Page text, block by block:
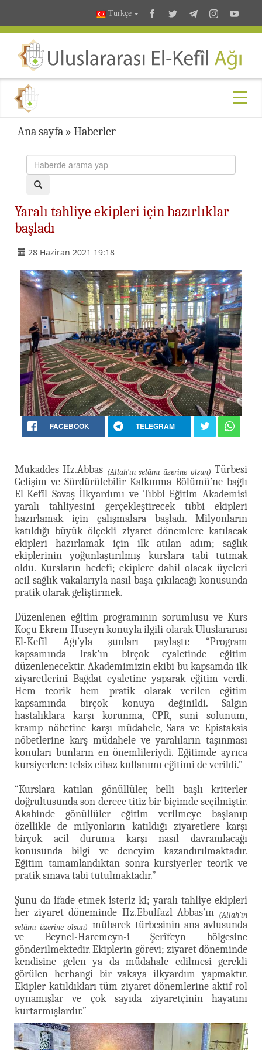
Türkçe
Ana sayfa » Haberler
Yaralı tahliye ekipleri için hazırlıklar
başladı
28 Haziran 2021 19:18
FACEBOOK TELEGRAM
Mukaddes Hz.Abbas (Allah’ın selâmı üzerine olsun) Türbesi
Gelişim ve Sürdürülebilir Kalkınma Bölümü’ne bağlı
El-Kefîl Savaş İlkyardımı ve Tıbbi Eğitim Akademisi
yaralı tahliyesini gerçekleştirecek tıbbi ekipleri
hazırlamak için çalışmalara başladı. Milyonların
katıldığı büyük ölçekli ziyaret dönemlere katılacak
ekipleri hazırlamak için ilk atılan adım; sağlık
ekiplerinin yoğunlaştırılmış kurslara tabi tutmak
oldu. Kursların hedefi; ekiplere dahil olacak üyeleri
acil sağlık vakalarıyla nasıl başa çıkılacağı konusunda
pratik olarak geliştirmek.
Düzenlenen eğitim programının sorumlusu ve Kurs
Koçu Ekrem Huseyn konuyla ilgili olarak Uluslararası
El-Kefîl Ağı’yla şunları paylaştı: “Program
kapsamında Irak’ın birçok eyaletinde eğitim
düzenlenecektir. Akademimizin ekibi bu kapsamda ilk
ziyaretlerini Bağdat eyaletine yaparak eğitim verdi.
Hem teorik hem pratik olarak verilen eğitim
kapsamında birçok konuya değinildi. Salgın
hastalıklara karşı korunma, CPR, suni solunum,
kramp nöbetine karşı müdahele, Sara ve Epistaksis
nöbetlerine karş müdahele ve yaralıların taşınması
konuları bunların en önemlileriydi. Eğitimde ayrıca
kursiyerlere telsiz cihaz kullanımı eğitimi de verildi.”
“Kurslara katılan gönüllüler, belli başlı kriterler
doğrultusunda son derece titiz bir biçimde seçilmiştir.
Akabinde gönüllüler eğitim verilmeye başlanıp
özellikle de milyonların katıldığı ziyaretlere karşı
birçok acil duruma karşı nasıl davranılacağı
konusunda bilgi ve deneyim kazandırılmaktadır.
Eğitim tamamlandıktan sonra kursiyerler teorik ve
pratik sınava tabi tutulmaktadır.”
Şunu da ifade etmek isteriz ki; yaralı tahliye ekipleri
her ziyaret döneminde Hz.Ebulfazl Abbas’ın (Allah’ın
selâmı üzerine olsun) mübarek türbesinin ana avlusunda
ve Beynel-Haremeyn-i Şerîfeyn bölgesine
gönderilmektedir. Ekiplerin görevi; ziyaret döneminde
kendisine gelen ya da müdahale edilmesi gerekli
görülen herhangi bir vakaya ilkyardım yapmaktır.
Ekipler katıldıkları tüm ziyaret dönemlerine aktif rol
oynamışlar ve çok sayıda ziyaretçinin hayatını
kurtarmışlardır.”